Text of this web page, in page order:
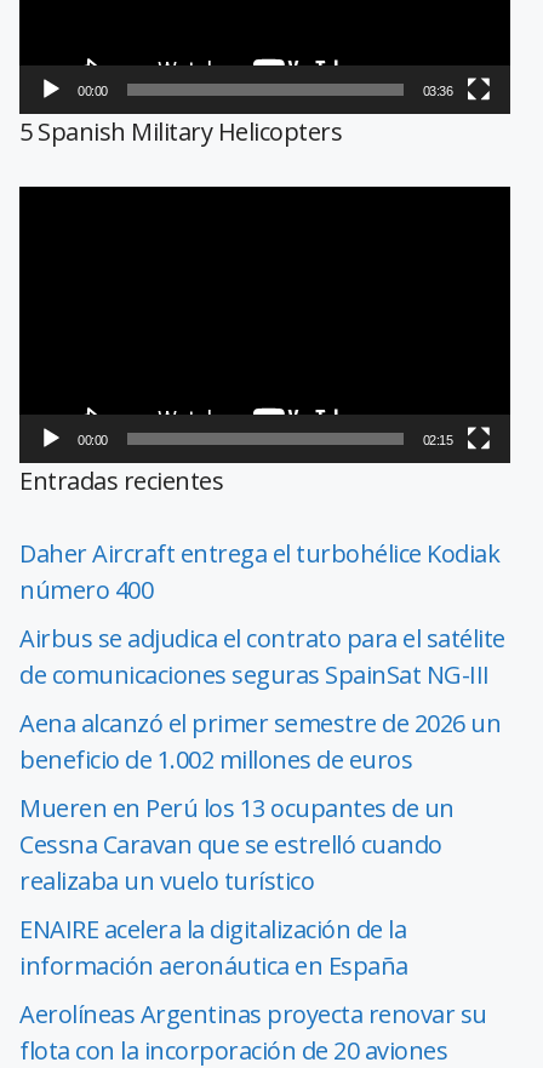
00:00 03:36
5 Spanish Military Helicopters
00:00 02:15
Entradas recientes
Daher Aircraft entrega el turbohélice Kodiak
número 400
Airbus se adjudica el contrato para el satélite
de comunicaciones seguras SpainSat NG-III
Aena alcanzó el primer semestre de 2026 un
beneficio de 1.002 millones de euros
Mueren en Perú los 13 ocupantes de un
Cessna Caravan que se estrelló cuando
realizaba un vuelo turístico
ENAIRE acelera la digitalización de la
información aeronáutica en España
Aerolíneas Argentinas proyecta renovar su
flota con la incorporación de 20 aviones